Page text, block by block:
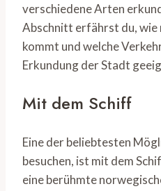
verschiedene Arten
Abschnitt erfährst du, wie
kommt und welche
Erkundung der Stadt
Mit dem Schiff
Eine der beliebtesten
besuchen, ist mit dem
eine berühmte